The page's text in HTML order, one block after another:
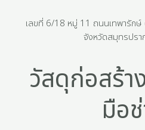
เลขที่ 6/18 หมู่ 11 ถนนเทพารักษ์
จังหวัดสมุทรปร
วัสดุก่อสร้า
มือ